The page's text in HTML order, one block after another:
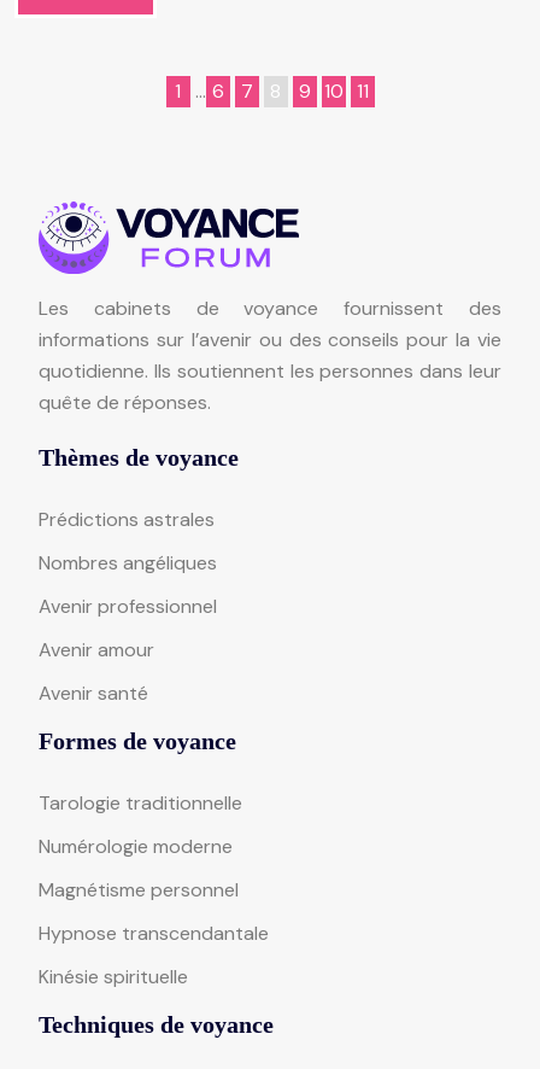
1 … 6 7 8 9 10 11
Les cabinets de voyance fournissent des
informations sur l’avenir ou des conseils pour la vie
quotidienne. Ils soutiennent les personnes dans leur
quête de réponses.
Thèmes de voyance
Prédictions astrales
Nombres angéliques
Avenir professionnel
Avenir amour
Avenir santé
Formes de voyance
Tarologie traditionnelle
Numérologie moderne
Magnétisme personnel
Hypnose transcendantale
Kinésie spirituelle
Techniques de voyance